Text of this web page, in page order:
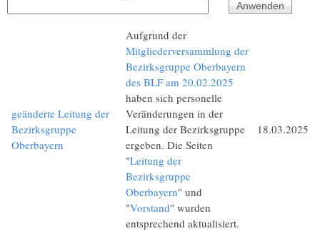
geänderte Leitung der
Bezirksgruppe
Oberbayern
Aufgrund der
Mitgliederversammlung der
Bezirksgruppe Oberbayern
des BLF am 20.02.2025
haben sich personelle
Veränderungen in der
Leitung der Bezirksgruppe
ergeben. Die Seiten
"Leitung der
Bezirksgruppe
Oberbayern" und
"Vorstand" wurden
entsprechend aktualisiert.
18.03.2025